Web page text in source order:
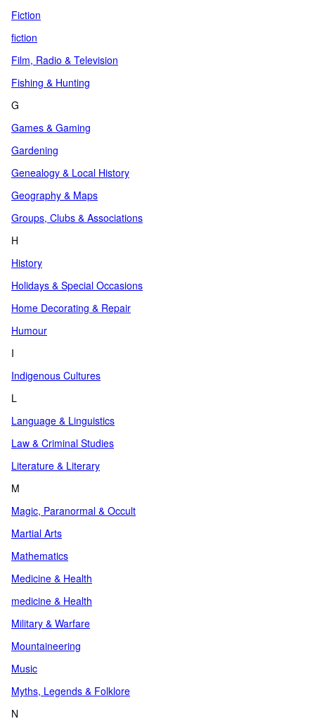
Fiction
fiction
Film, Radio & Television
Fishing & Hunting
G
Games & Gaming
Gardening
Genealogy & Local History
Geography & Maps
Groups, Clubs & Associations
H
History
Holidays & Special Occasions
Home Decorating & Repair
Humour
I
Indigenous Cultures
L
Language & Linguistics
Law & Criminal Studies
Literature & Literary
M
Magic, Paranormal & Occult
Martial Arts
Mathematics
Medicine & Health
medicine & Health
Military & Warfare
Mountaineering
Music
Myths, Legends & Folklore
N